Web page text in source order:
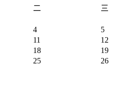
二 三
4
5
11
12
18
19
25
26